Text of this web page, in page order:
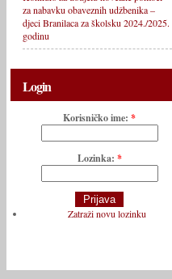
za nabavku obaveznih udžbenika –
djeci Branilaca za školsku 2024./2025.
godinu
Login
Korisničko ime: *
Lozinka: *
Zatraži novu lozinku